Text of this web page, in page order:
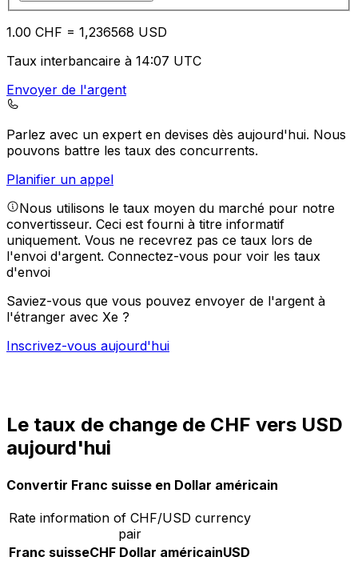
1.00 CHF = 1,236568 USD
Taux interbancaire à 14:07 UTC
Envoyer de l'argent
Parlez avec un expert en devises dès aujourd'hui. Nous
pouvons battre les taux des concurrents.
Planifier un appel
Nous utilisons le taux moyen du marché pour notre
convertisseur. Ceci est fourni à titre informatif
uniquement. Vous ne recevrez pas ce taux lors de
l'envoi d'argent. Connectez-vous pour voir les taux
d'envoi
Saviez-vous que vous pouvez envoyer de l'argent à
l'étranger avec Xe ?
Inscrivez-vous aujourd'hui
Le taux de change de CHF vers USD
aujourd'hui
Convertir Franc suisse en Dollar américain
Rate information of CHF/USD currency
pair
Franc suisseCHF Dollar américainUSD